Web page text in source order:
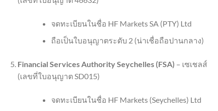
จดทะเบียนในชื่อ HF Markets SA (PTY) Ltd
ถือเป็นใบอนุญาตระดับ 2 (น่าเชื่อถือปานกลาง)
Financial Services Authority Seychelles (FSA) – เซเชลส์
(เลขที่ใบอนุญาต SD015)
จดทะเบียนในชื่อ HF Markets (Seychelles) Ltd